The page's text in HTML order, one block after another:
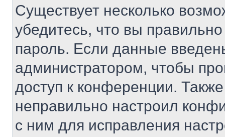
Существует несколько
убедитесь, что вы
пароль. Если данные
администратором, чтобы
доступ к конференции.
неправильно настроил
с ним для исправления